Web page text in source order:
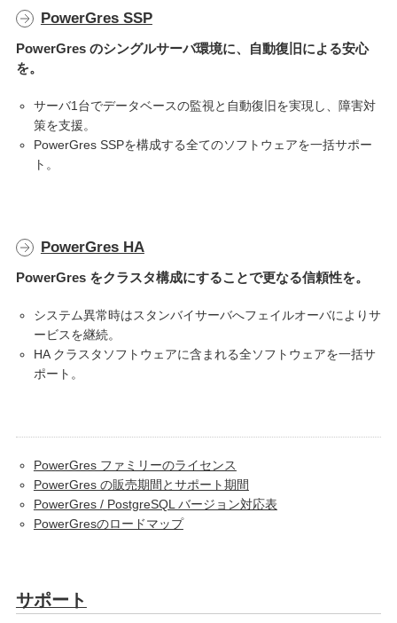
PowerGres SSP
PowerGres のシングルサーバ環境に、自動復旧による安心
を。
サーバ1台でデータベースの監視と自動復旧を実現し、障害対
策を支援。
PowerGres SSPを構成する全てのソフトウェアを一括サポー
ト。
PowerGres HA
PowerGres をクラスタ構成にすることで更なる信頼性を。
システム異常時はスタンバイサーバへフェイルオーバによりサ
ービスを継続。
HA クラスタソフトウェアに含まれる全ソフトウェアを一括サ
ポート。
PowerGres ファミリーのライセンス
PowerGres の販売期間とサポート期間
PowerGres / PostgreSQL バージョン対応表
PowerGresのロードマップ
サポート